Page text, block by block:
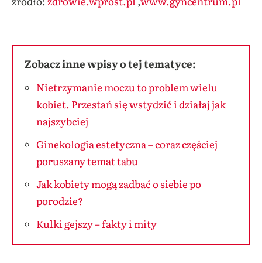
Zobacz inne wpisy o tej tematyce:
Nietrzymanie moczu to problem wielu
kobiet. Przestań się wstydzić i działaj jak
najszybciej
Ginekologia estetyczna – coraz częściej
poruszany temat tabu
Jak kobiety mogą zadbać o siebie po
porodzie?
Kulki gejszy – fakty i mity